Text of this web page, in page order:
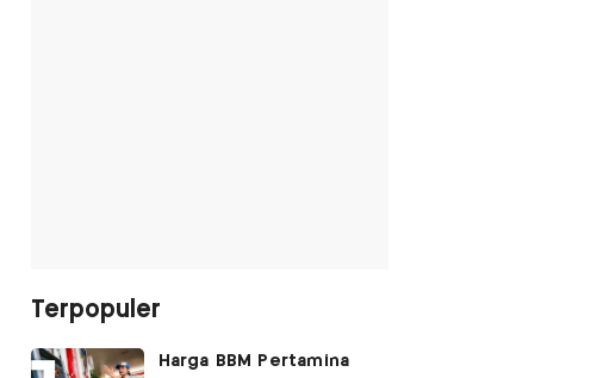
Terpopuler
Harga BBM Pertamina